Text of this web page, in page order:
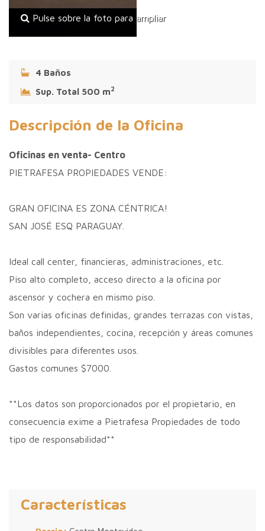
Pulse sobre la foto para ampliar
4 Baños
Sup. Total 500 m2
Descripción de la Oficina
Oficinas en venta- Centro
PIETRAFESA PROPIEDADES VENDE:
GRAN OFICINA ES ZONA CÉNTRICA!
SAN JOSÉ ESQ PARAGUAY.
Ideal call center, financieras, administraciones, etc.
Piso alto completo, acceso directo a la oficina por
ascensor y cochera en mismo piso.
Son varias oficinas definidas, grandes terrazas con vistas,
baños independientes, cocina, recepción y áreas comunes
divisibles para diferentes usos.
Gastos comunes $7000.
**Los datos son proporcionados por el propietario, en
consecuencia exime a Pietrafesa Propiedades de todo
tipo de responsabilidad**
Características